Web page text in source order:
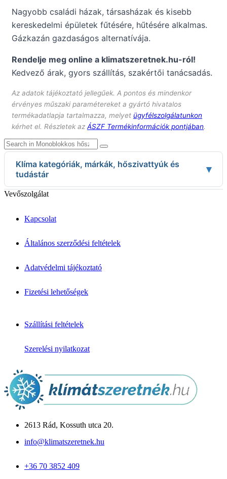
Nagyobb családi házak, társasházak és kisebb
kereskedelmi épületek fűtésére, hűtésére alkalmas.
Gázkazán gazdaságos alternatívája.
Rendelje meg online a klimatszeretnek.hu-ról!
Kedvező árak, gyors szállítás, szakértői tanácsadás.
Az adatok tájékoztató jellegűek. A pontos és mindenkor
érvényes műszaki paramétereket a gyártó hivatalos
termékadatlapja tartalmazza, melyet ügyfélszolgálatunkon
kérhet el. Részletek az ÁSZF Termékinformációk pontjában.
Klíma kategóriák, márkák, hőszivattyúk és
tudástár
▾
Klíma kategóriák
Mobil klímák
Légtisztítók
Klíma márkák
Mitsubishi klíma
Fujitsu klíma
Gree klíma
Midea klíma
Hőszivattyú
Monoblokkos
Split rendszerű
Csomagajánlatok
Panasonic Aquarea
Midea M-Thermal
Fujitsu Waterstage
Csendes hálószoba klíma
Vevőszolgálat
Kapcsolat
Általános szerződési feltételek
Adatvédelmi tájékoztató
Fizetési lehetőségek
Szállítási feltételek
Szerelési nyilatkozat
2613 Rád, Kossuth utca 20.
info@klimatszeretnek.hu
+36 70 3852 409